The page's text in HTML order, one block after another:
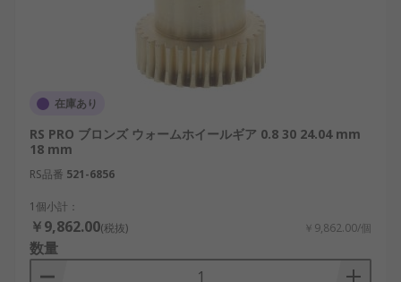
在庫あり
RS PRO ブロンズ ウォームホイールギア 0.8 30 24.04 mm
18 mm
RS品番 521-6856
1個小計：
￥9,862.00(税抜) ￥9,862.00/個
数量